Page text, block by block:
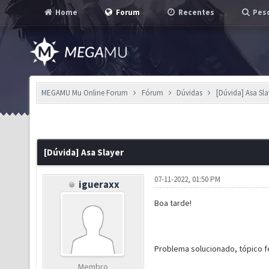
Home Forum Recentes
MEGAMU Mu Online Forum Fórum Dúvidas [Dúvida] Asa
[Dúvida] Asa Slayer
igueraxx
Membro
07-11-2022, 01:50 PM
Boa tarde!
Problema solucionado, tópico